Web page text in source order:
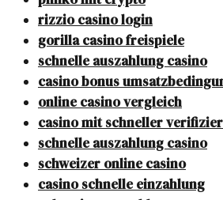
rizzio casino login
gorilla casino freispiele
schnelle auszahlung casino
casino bonus
online casino vergleich
casino mit schneller
schnelle auszahlung casino
schweizer online casino
casino schnelle einzahlung